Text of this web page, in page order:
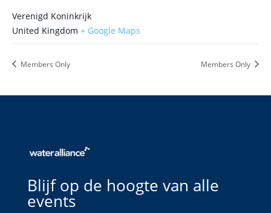
Verenigd Koninkrijk
United Kingdom + Google Maps
Members Only Members Only
Blijf op de hoogte van alle
events